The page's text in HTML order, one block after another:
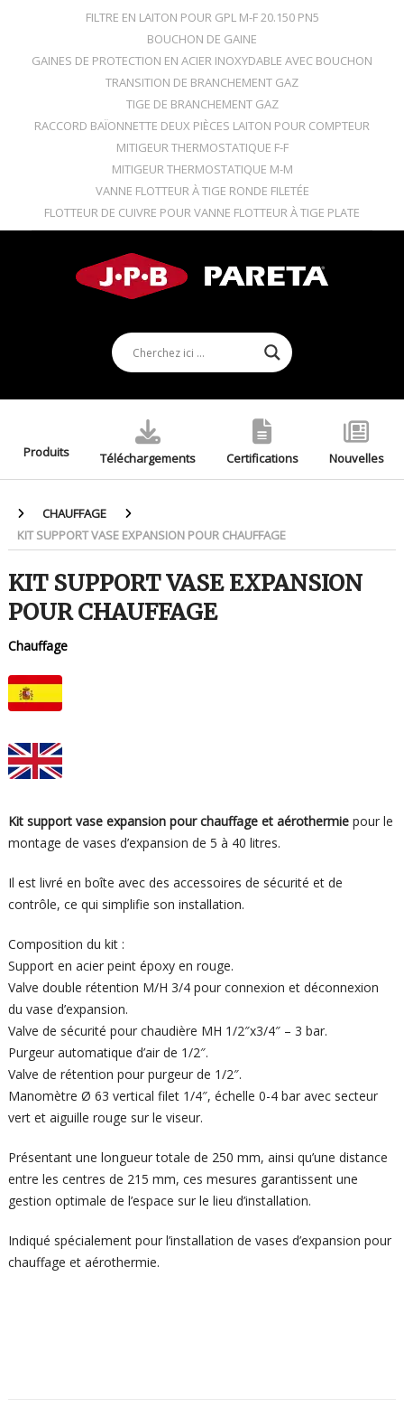
FILTRE EN LAITON POUR GPL M-F 20.150 PN5
BOUCHON DE GAINE
GAINES DE PROTECTION EN ACIER INOXYDABLE AVEC BOUCHON
TRANSITION DE BRANCHEMENT GAZ
TIGE DE BRANCHEMENT GAZ
RACCORD BAÏONNETTE DEUX PIÈCES LAITON POUR COMPTEUR
MITIGEUR THERMOSTATIQUE F-F
MITIGEUR THERMOSTATIQUE M-M
VANNE FLOTTEUR À TIGE RONDE FILETÉE
FLOTTEUR DE CUIVRE POUR VANNE FLOTTEUR À TIGE PLATE
Produits Téléchargements Certifications Nouvelles
CHAUFFAGE
KIT SUPPORT VASE EXPANSION POUR CHAUFFAGE
KIT SUPPORT VASE EXPANSION
POUR CHAUFFAGE
Chauffage
Kit support vase expansion pour chauffage et aérothermiepour le
montage de vases d’expansion de 5 à 40 litres.
Il est livré en boîte avec des accessoires de sécurité et de
contrôle, ce qui simplifie son installation.
Composition du kit :
Support en acier peint époxy en rouge.
Valve double rétention M/H 3/4 pour connexion et déconnexion
du vase d’expansion.
Valve de sécurité pour chaudière MH 1/2″x3/4″ – 3 bar.
Purgeur automatique d’air de 1/2″.
Valve de rétention pour purgeur de 1/2″.
Manomètre Ø 63 vertical filet 1/4″, échelle 0-4 bar avec secteur
vert et aiguille rouge sur le viseur.
Présentant une longueur totale de 250 mm, ainsi qu’une distance
entre les centres de 215 mm, ces mesures garantissent une
gestion optimale de l’espace sur le lieu d’installation.
Indiqué spécialement pour l’installation de vases d’expansion pour
chauffage et aérothermie.